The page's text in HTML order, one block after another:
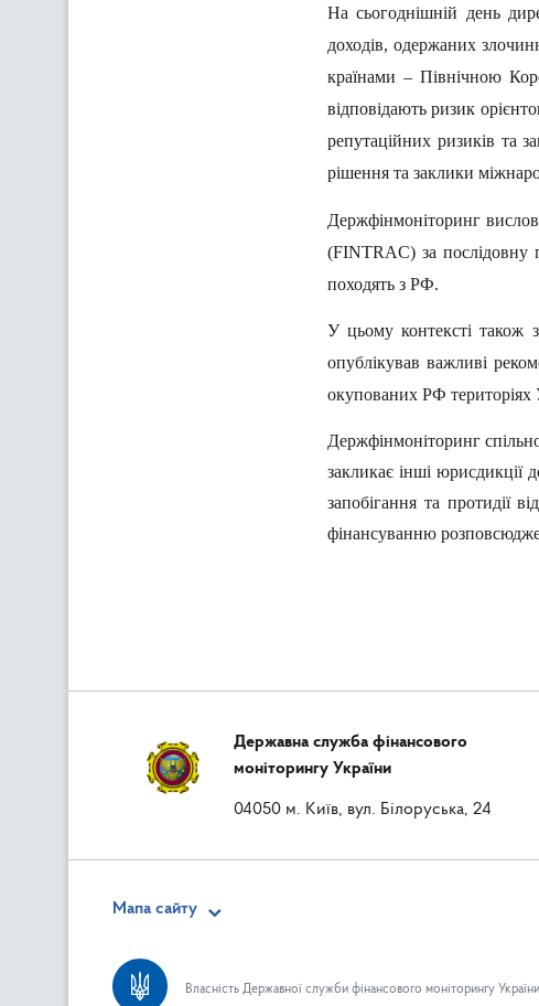
На сьогоднішній день
доходів, одержаних
країнами – Північною
відповідають ризик
репутаційних ризиків та
рішення та заклики
Держфінмоніторинг
(FINTRAC) за послідовну
походять з РФ.
У цьому контексті також
опублікував важливі
окупованих РФ територіях
Держфінмоніторинг
закликає інші юрисдикції
запобігання та протидії
фінансуванню
Державна служба фінансового
моніторингу України
04050 м. Київ, вул. Білоруська, 24
Мапа сайту
Власність Державної служби фінансового моніторингу